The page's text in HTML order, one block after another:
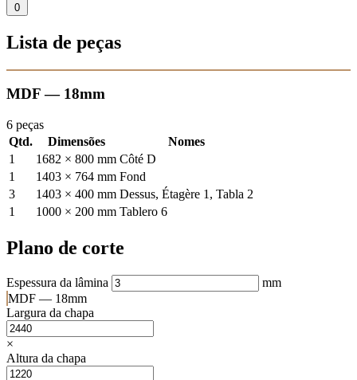
0
Lista de peças
MDF — 18mm
6 peças
Qtd.
Dimensões
Nomes
1
1682 × 800 mm Côté D
1
1403 × 764 mm Fond
3
1403 × 400 mm Dessus, Étagère 1, Tabla 2
1
1000 × 200 mm Tablero 6
Plano de corte
Espessura da lâmina
mm
MDF — 18mm
Largura da chapa
×
Altura da chapa